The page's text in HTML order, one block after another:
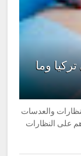
وما
والعدسات
على النظارات